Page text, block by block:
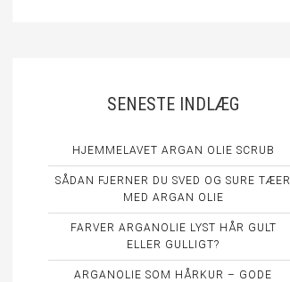
SENESTE INDLÆG
HJEMMELAVET ARGAN OLIE SCRUB
SÅDAN FJERNER DU SVED OG SURE TÆER
MED ARGAN OLIE
FARVER ARGANOLIE LYST HÅR GULT
ELLER GULLIGT?
ARGANOLIE SOM HÅRKUR – GODE